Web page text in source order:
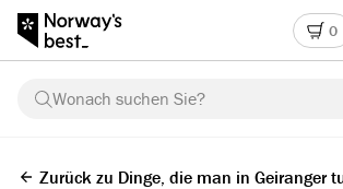
0
Wonach suchen Sie?
Zurück zu Dinge, die man in Geiranger